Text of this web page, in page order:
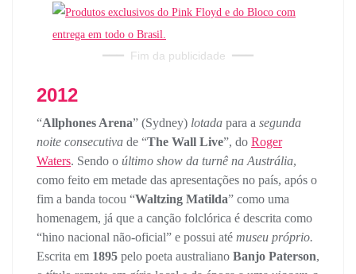
━━━ Fim da publicidade ━━━
2012
“Allphones Arena” (Sydney) lotada para a segunda
noite consecutiva de “The Wall Live”, do Roger
Waters. Sendo o último show da turnê na Austrália,
como feito em metade das apresentações no país, após o
fim a banda tocou “Waltzing Matilda” como uma
homenagem, já que a canção folclórica é descrita como
“hino nacional não-oficial” e possui até museu próprio.
Escrita em 1895 pelo poeta australiano Banjo Paterson,